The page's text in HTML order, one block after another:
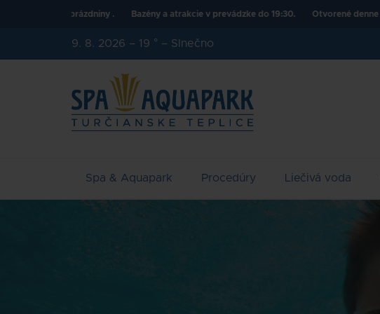
Bazény a atrakcie v prevádzke do 19:30. Otvorené denne od 10:00 - 20:00.
9. 8. 2026 – 19 ° – Slnečno
Spa & Aquapark Procedúry Liečivá voda